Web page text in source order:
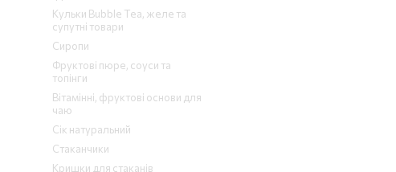
Кульки Bubble Tea, желе та
супутні товари
Сиропи
Фруктові пюре, соуси та
топінги
Вітамінні, фруктові основи для
чаю
Сік натуральний
Стаканчики
Кришки для стаканів